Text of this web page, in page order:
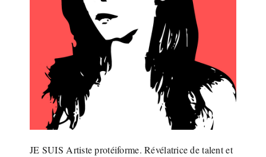
JE SUIS Artiste protéiforme. Révélatrice de talent et